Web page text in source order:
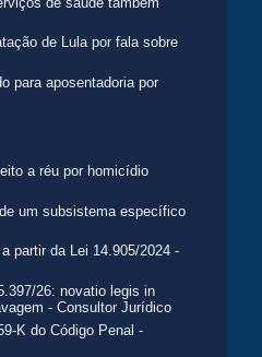
de Lula por fala sobre
para aposentadoria por
a réu por homicídio
um subsistema específico
partir da Lei 14.905/2024 -
26: novatio legis in
- Consultor Jurídico
K do Código Penal -